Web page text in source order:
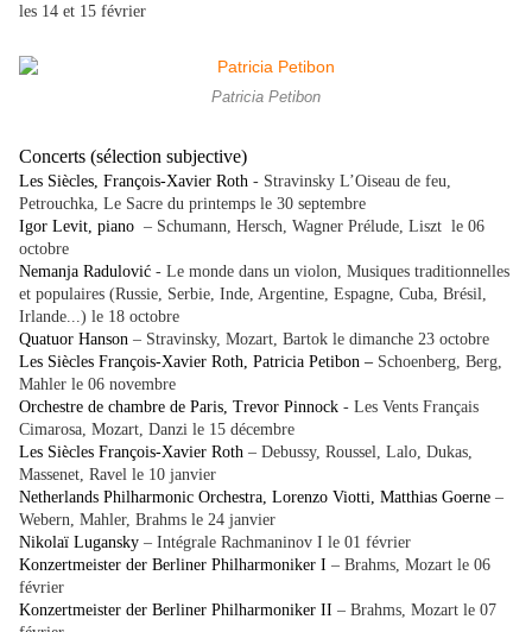
les 14 et 15 février
Patricia Petibon
Concerts (sélection subjective)
Les Siècles, François-Xavier Roth - Stravinsky L’Oiseau de feu,
Petrouchka, Le Sacre du printemps le 30 septembre
Igor Levit, piano – Schumann, Hersch, Wagner Prélude, Liszt le 06
octobre
Nemanja Radulović - Le monde dans un violon, Musiques traditionnelles
et populaires (Russie, Serbie, Inde, Argentine, Espagne, Cuba, Brésil,
Irlande...) le 18 octobre
Quatuor Hanson – Stravinsky, Mozart, Bartok le dimanche 23 octobre
Les Siècles François-Xavier Roth, Patricia Petibon – Schoenberg, Berg,
Mahler le 06 novembre
Orchestre de chambre de Paris, Trevor Pinnock - Les Vents Français
Cimarosa, Mozart, Danzi le 15 décembre
Les Siècles François-Xavier Roth – Debussy, Roussel, Lalo, Dukas,
Massenet, Ravel le 10 janvier
Netherlands Philharmonic Orchestra, Lorenzo Viotti, Matthias Goerne –
Webern, Mahler, Brahms le 24 janvier
Nikolaï Lugansky – Intégrale Rachmaninov I le 01 février
Konzertmeister der Berliner Philharmoniker I – Brahms, Mozart le 06
février
Konzertmeister der Berliner Philharmoniker II – Brahms, Mozart le 07